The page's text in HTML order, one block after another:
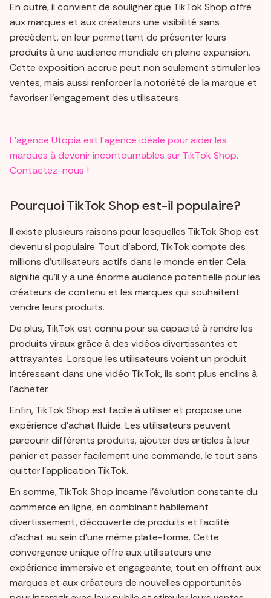
En outre, il convient de souligner que TikTok Shop offre
aux marques et aux créateurs une visibilité sans
précédent, en leur permettant de présenter leurs
produits à une audience mondiale en pleine expansion.
Cette exposition accrue peut non seulement stimuler les
ventes, mais aussi renforcer la notoriété de la marque et
favoriser l'engagement des utilisateurs.
L’agence Utopia est l’agence idéale pour aider les
marques à devenir incontournables sur TikTok Shop.
Contactez-nous !
Pourquoi TikTok Shop est-il populaire?
Il existe plusieurs raisons pour lesquelles TikTok Shop est
devenu si populaire. Tout d'abord, TikTok compte des
millions d'utilisateurs actifs dans le monde entier. Cela
signifie qu'il y a une énorme audience potentielle pour les
créateurs de contenu et les marques qui souhaitent
vendre leurs produits.
De plus, TikTok est connu pour sa capacité à rendre les
produits viraux grâce à des vidéos divertissantes et
attrayantes. Lorsque les utilisateurs voient un produit
intéressant dans une vidéo TikTok, ils sont plus enclins à
l'acheter.
Enfin, TikTok Shop est facile à utiliser et propose une
expérience d'achat fluide. Les utilisateurs peuvent
parcourir différents produits, ajouter des articles à leur
panier et passer facilement une commande, le tout sans
quitter l'application TikTok.
En somme, TikTok Shop incarne l'évolution constante du
commerce en ligne, en combinant habilement
divertissement, découverte de produits et facilité
d'achat au sein d'une même plate-forme. Cette
convergence unique offre aux utilisateurs une
expérience immersive et engageante, tout en offrant aux
marques et aux créateurs de nouvelles opportunités